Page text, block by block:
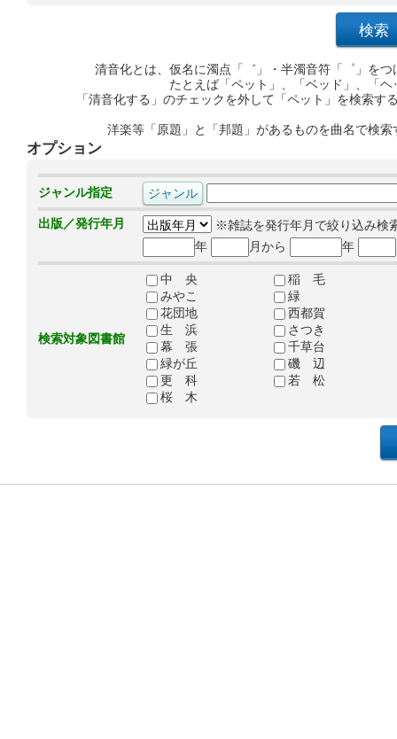
清音化とは、仮名に濁点「゛」・半濁音符「゜」を
たとえば「ペット」、「ベッド」、「
「清音化する」のチェックを外して「ペット」を検索
洋楽等「原題」と「邦題」があるものを曲名で検
オプション
ジャンル指定
出版／発行年月
※雑誌を発行年月で絞り込み検
年
月から 年
検索対象図書館
中 央
稲 毛
みやこ
緑
花団地
西都賀
生 浜
さつき
幕 張
千草台
緑が丘
磯 辺
更 科
若 松
桜 木